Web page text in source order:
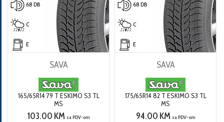
68 DB
C
E
SAVA
165/65R14 79 T ESKIMO S3 TL
MS
103.00 KM sa PDV-om
68 DB
C
E
SAVA
175/65R14 82 T ESKIMO S3 TL
MS
94.00 KM sa PDV-om